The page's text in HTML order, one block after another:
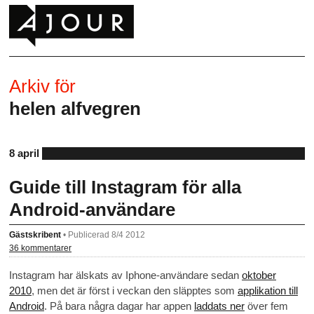
Arkiv för
helen alfvegren
8 april
Guide till Instagram för alla
Android-användare
Gästskribent • Publicerad 8/4 2012
36 kommentarer
Instagram har älskats av Iphone-användare sedan oktober
2010, men det är först i veckan den släpptes som applikation till
Android. På bara några dagar har appen laddats ner över fem